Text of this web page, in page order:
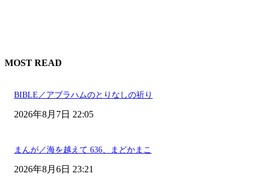
MOST READ
BIBLE／アブラハムのとりなしの祈り
2026年8月7日 22:05
まんが／海を越えて 636、まどかまこ
2026年8月6日 23:21